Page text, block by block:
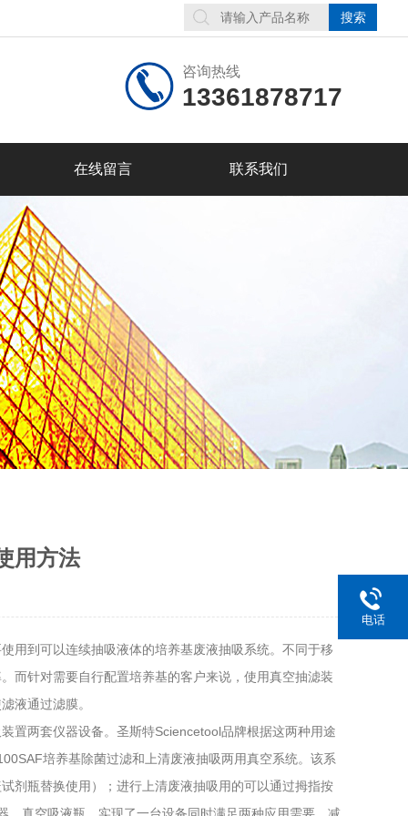
咨询热线
13361878717
在线留言 联系我们
用方法
到可以连续抽吸液体的培养基废液抽吸系统。不同于移
而针对需要自行配置培养基的客户来说，使用真空抽滤装
液通过滤膜。
两套仪器设备。圣斯特Sciencetool品牌根据这两种用途
培养基除菌过滤和上清废液抽吸两用真空系统。该系
剂瓶替换使用）；进行上清废液抽吸用的可以通过拇指按
电话